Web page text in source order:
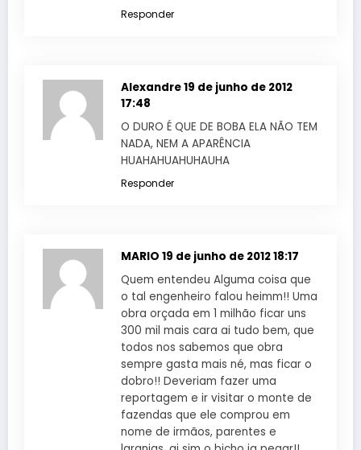
Responder
Alexandre19 de junho de 2012
17:48
O DURO É QUE DE BOBA ELA NÃO TEM
NADA, NEM A APARÊNCIA
HUAHAHUAHUHAUHA
Responder
MARIO 19 de junho de 2012 18:17
Quem entendeu Alguma coisa que
o tal engenheiro falou heimm!! Uma
obra orçada em 1 milhão ficar uns
300 mil mais cara ai tudo bem, que
todos nos sabemos que obra
sempre gasta mais né, mas ficar o
dobro!! Deveriam fazer uma
reportagem e ir visitar o monte de
fazendas que ele comprou em
nome de irmãos, parentes e